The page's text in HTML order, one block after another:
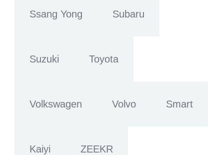
Ssang Yong Subaru
Suzuki Toyota
Volkswagen Volvo Smart
Kaiyi ZEEKR